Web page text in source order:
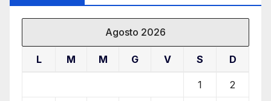
Agosto 2026
L M M G V S D
1 2